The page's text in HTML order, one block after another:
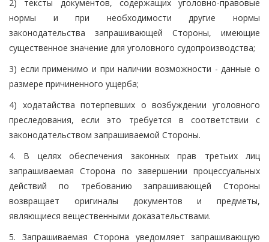
2) тексты документов, содержащих уголовно-правовые
нормы и при необходимости другие нормы
законодательства запрашивающей Стороны, имеющие
существенное значение для уголовного судопроизводства;
3) если применимо и при наличии возможности - данные о
размере причиненного ущерба;
4) ходатайства потерпевших о возбуждении уголовного
преследования, если это требуется в соответствии с
законодательством запрашиваемой Стороны.
4. В целях обеспечения законных прав третьих лиц
запрашиваемая Сторона по завершении процессуальных
действий по требованию запрашивающей Стороны
возвращает оригиналы документов и предметы,
являющиеся вещественными доказательствами.
5. Запрашиваемая Сторона уведомляет запрашивающую